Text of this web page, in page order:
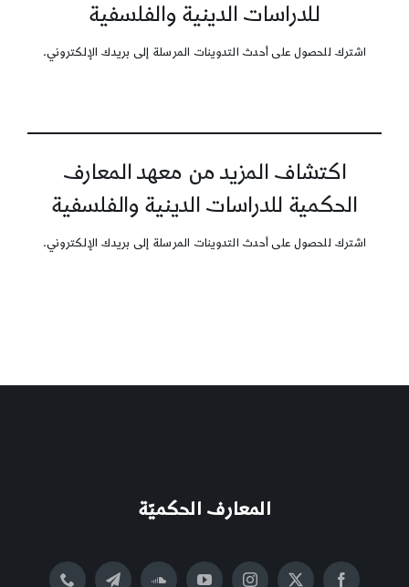
للدراسات الدينية والفلسفية
اشترك للحصول على أحدث التدوينات المرسلة إلى بريدك الإلكتروني.
اكتشاف المزيد من معهد المعارف
الحكمية للدراسات الدينية والفلسفية
اشترك للحصول على أحدث التدوينات المرسلة إلى بريدك الإلكتروني.
المعارف الحكميّة